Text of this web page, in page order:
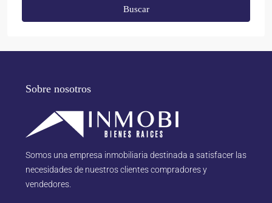
Buscar
Sobre nosotros
Somos una empresa inmobiliaria destinada a satisfacer las
necesidades de nuestros clientes compradores y
vendedores.